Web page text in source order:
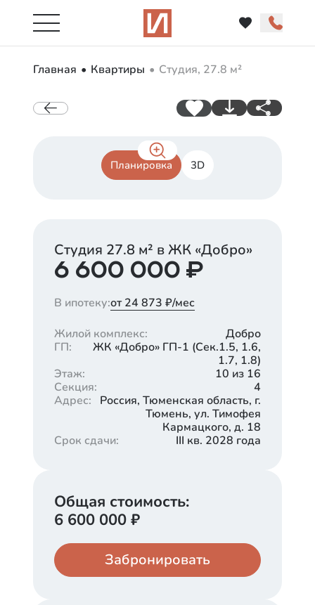
Главная Квартиры Студия, 27.8 м²
Планировка 3D
Студия 27.8 м² в ЖК «Добро»
6 600 000 ₽
В ипотеку:от 24 873 ₽/мес
Жилой комплекс:
Добро
ГП:
ЖК «Добро» ГП-1 (Cек.1.5, 1.6,
1.7, 1.8)
Этаж:
10 из 16
Секция:
4
Адрес:
Россия, Тюменская область, г.
Тюмень, ул. Тимофея
Кармацкого, д. 18
Срок сдачи: III кв. 2028 года
Общая стоимость:
6 600 000₽
Забронировать